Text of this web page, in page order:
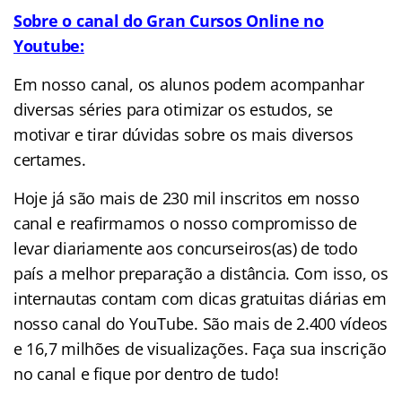
Sobre o canal do Gran Cursos Online no
Youtube:
Em nosso canal, os alunos podem acompanhar
diversas séries para otimizar os estudos, se
motivar e tirar dúvidas sobre os mais diversos
certames.
Hoje já são mais de 230 mil inscritos em nosso
canal e reafirmamos o nosso compromisso de
levar diariamente aos concurseiros(as) de todo
país a melhor preparação a distância. Com isso, os
internautas contam com dicas gratuitas diárias em
nosso canal do YouTube. São mais de 2.400 vídeos
e 16,7 milhões de visualizações. Faça sua inscrição
no canal e fique por dentro de tudo!